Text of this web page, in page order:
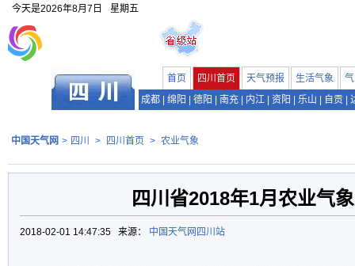
今天是2026年8月7日 星期五
首页 四川首页 天气预报 生活气象
成都
绵阳 德阳 南充 内江 资阳 乐山 自贡
中国天气网 > 四川 > 四川首页 > 农业气象
四川省2018年1月农业气
2018-02-01 14:47:35 来源： 中国天气网四川站